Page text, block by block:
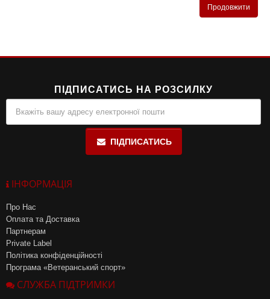
Продовжити
ПІДПИСАТИСЬ НА РОЗСИЛКУ
ПІДПИСАТИСЬ
ІНФОРМАЦІЯ
Про Нас
Оплата та Доставка
Партнерам
Private Label
Політика конфіденційності
Програма «Ветеранський спорт»
СЛУЖБА ПІДТРИМКИ